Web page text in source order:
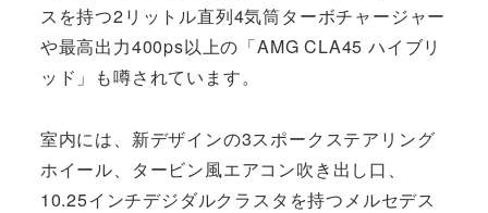
スを持つ2リットル直列4気筒ターボチャージャー
や最高出力400ps以上の「AMG CLA45 ハイブリ
ッド」も噂されています。
室内には、新デザインの3スポークステアリング
ホイール、タービン風エアコン吹き出し口、
10.25インチデジダルクラスタを持つメルセデス